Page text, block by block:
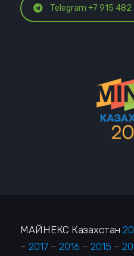
Telegram +7 915
МАЙНЕКС Казахстан
– 2017 – 2016 – 2015 –